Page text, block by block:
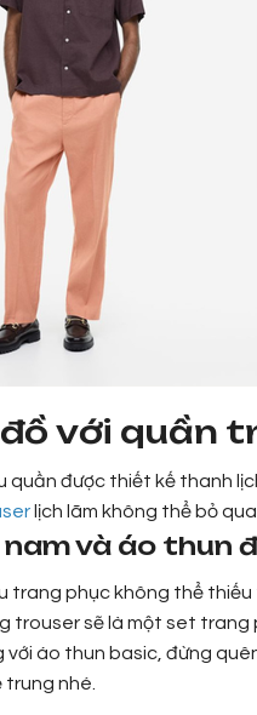
với quần
quần được thiết kế thanh
lịch lãm không thể bỏ
và áo thun
trang phục không thể
trouser sẽ là một set
với áo thun basic, đừng
trung nhé.